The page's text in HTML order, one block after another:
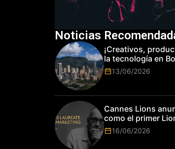
Noticias
¡Creativos,
la tecnología en
subir de nivel! Las
del mundo
13/06/2026
Cannes Lions
como el primer
Marketing
16/06/2026